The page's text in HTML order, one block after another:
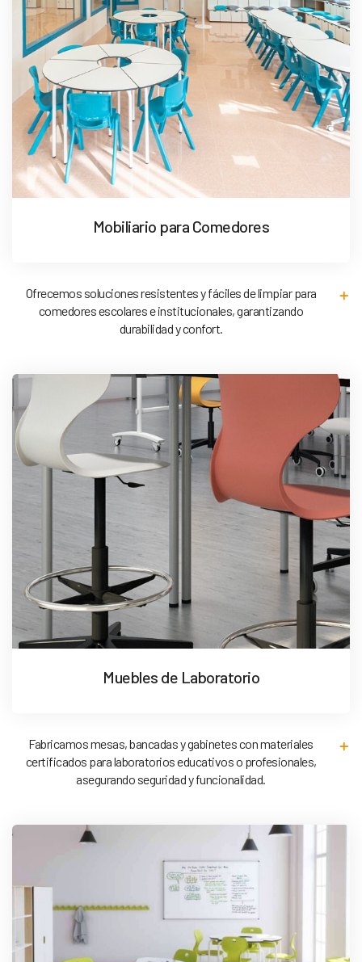
Mobiliario para Comedores
Ofrecemos soluciones resistentes y fáciles de limpiar para
comedores escolares e institucionales, garantizando
durabilidad y confort.
Muebles de Laboratorio
Fabricamos mesas, bancadas y gabinetes con materiales
certificados para laboratorios educativos o profesionales,
asegurando seguridad y funcionalidad.